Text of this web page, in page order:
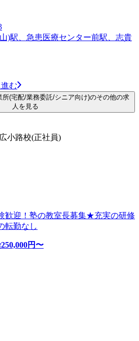
)駅、急患医療センター前駅、志貴
む
(宅配/業務委託/シニア向け)のその他の求
人を見る
小路校(正社員)
歓迎！塾の教室長募集★充実の研修
転勤なし
250,000円〜